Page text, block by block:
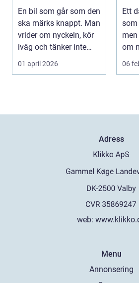
ekonomisk
En bil som går som den
ska märks knappt. Man
vrider om nyckeln, kör
iväg och tänker inte
mer på det....
01 april 2026
Ett
som
om
06
Adress
web:
Menu
Annonsering